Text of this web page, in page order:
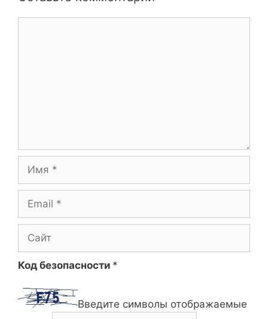
Код безопасности *
Введите символы отображаемые